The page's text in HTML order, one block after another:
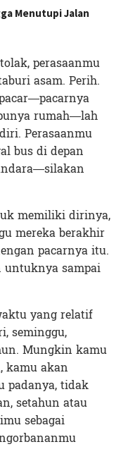
Menutupi Jalan
perasaanmu
asam. Perih.
rumah—lah
Perasaanmu
bus di depan
memiliki dirinya,
mereka berakhir
pacarnya itu.
sampai
yang relatif
seminggu,
Mungkin kamu
kamu akan
padanya, tidak
setahun atau
sebagai